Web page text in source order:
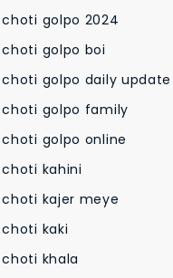
golpo 2024
golpo boi
golpo daily update
golpo family
golpo online
kahini
kajer meye
kaki
khala